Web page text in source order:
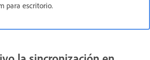
para escritorio.